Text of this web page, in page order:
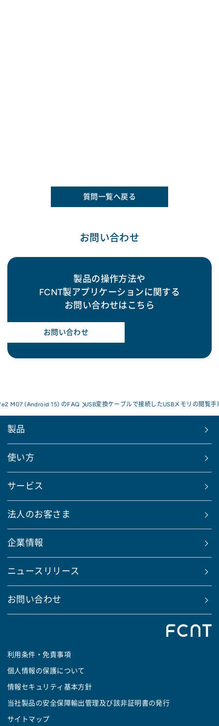
質問一覧へ戻る
お問い合わせ
製品の操作方法や
FCNT製アプリケーションに関する
お問い合わせはこちら
お問い合わせ
M07 (Android 15) のFAQ USB変換ケーブルで接続したUSBメモリの閲覧
製品
使い方
サービス
法人のお客さま
企業情報
ニュースリリース
お問い合わせ
利用条件・免責事項
個人情報の保護について
情報セキュリティ基本方針
当社製品の安全保障輸出管理及び該非証明書の発行
サイトマップ